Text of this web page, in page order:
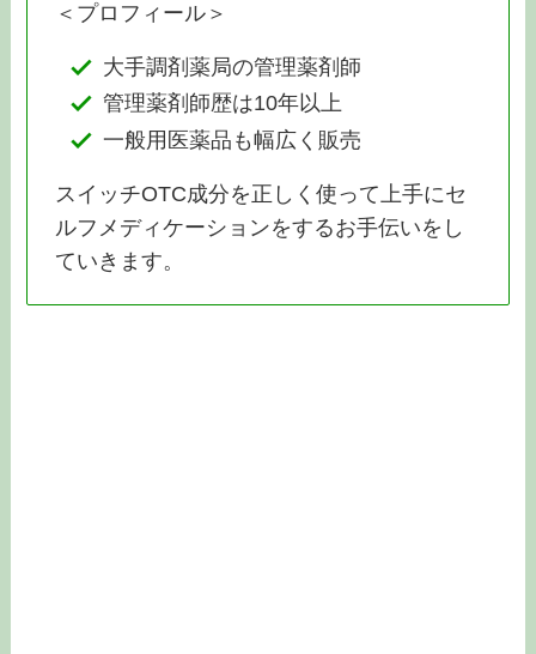
＜プロフィール＞
大手調剤薬局の管理薬剤師
管理薬剤師歴は10年以上
一般用医薬品も幅広く販売
スイッチOTC成分を正しく使って上手にセ
ルフメディケーションをするお手伝いをし
ていきます。